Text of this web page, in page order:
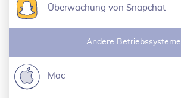
Überwachung von Snapchat
Andere Betriebssysteme
Mac